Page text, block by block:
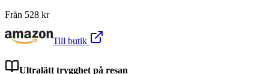
Från 528 kr
Till butik
Ultralätt trygghet på resan